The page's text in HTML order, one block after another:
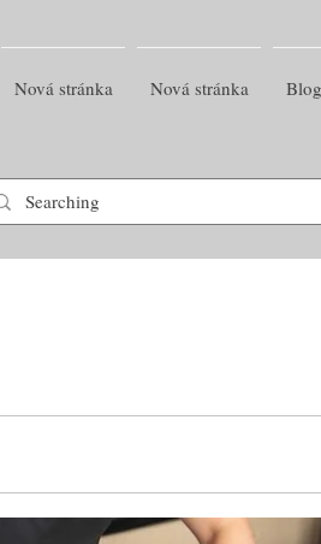
Nová stránka Nová stránka Blog